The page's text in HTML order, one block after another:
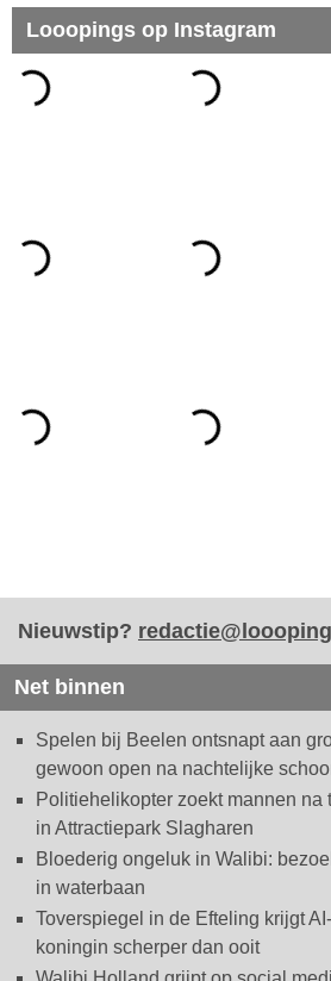
Looopings op Instagram
Nieuwstip?
Net binnen
Spelen bij Beelen ontsnapt aan
gewoon open na nachtelijke
Politiehelikopter zoekt mannen na
in Attractiepark Slagharen
Bloederig ongeluk in Walibi:
in waterbaan
Toverspiegel in de Efteling krijgt
koningin scherper dan ooit